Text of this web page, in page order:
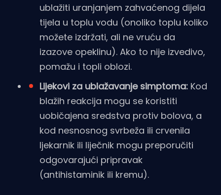
ublažiti uranjanjem zahvaćenog dijela
tijela u toplu vodu (onoliko toplu koliko
možete izdržati, ali ne vruću da
izazove opeklinu). Ako to nije izvedivo,
pomažu i topli oblozi.
Lijekovi za ublažavanje simptoma: Kod
blažih reakcija mogu se koristiti
uobičajena sredstva protiv bolova, a
kod nesnosnog svrbeža ili crvenila
ljekarnik ili liječnik mogu preporučiti
odgovarajući pripravak
(antihistaminik ili kremu).